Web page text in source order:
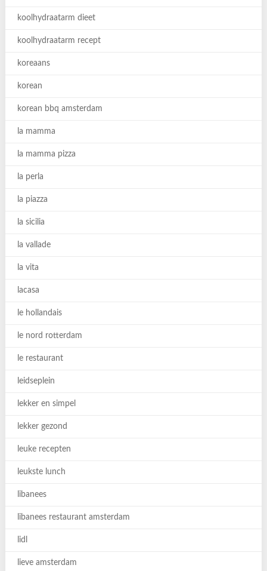
koolhydraatarm dieet
koolhydraatarm recept
koreaans
korean
korean bbq amsterdam
la mamma
la mamma pizza
la perla
la piazza
la sicilia
la vallade
la vita
lacasa
le hollandais
le nord rotterdam
le restaurant
leidseplein
lekker en simpel
lekker gezond
leuke recepten
leukste lunch
libanees
libanees restaurant amsterdam
lidl
lieve amsterdam